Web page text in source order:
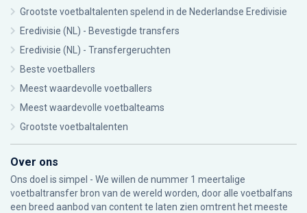
Grootste voetbaltalenten spelend in de Nederlandse Eredivisie
Eredivisie (NL) - Bevestigde transfers
Eredivisie (NL) - Transfergeruchten
Beste voetballers
Meest waardevolle voetballers
Meest waardevolle voetbalteams
Grootste voetbaltalenten
Over ons
Ons doel is simpel - We willen de nummer 1 meertalige
voetbaltransfer bron van de wereld worden, door alle voetbalfans
een breed aanbod van content te laten zien omtrent het meeste